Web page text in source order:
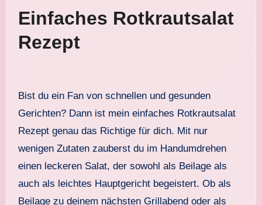
Einfaches Rotkrautsalat
Rezept
Bist du ein Fan von schnellen und gesunden
Gerichten? Dann ist mein einfaches Rotkrautsalat
Rezept genau das Richtige für dich. Mit nur
wenigen Zutaten zauberst du im Handumdrehen
einen leckeren Salat, der sowohl als Beilage als
auch als leichtes Hauptgericht begeistert. Ob als
Beilage zu deinem nächsten Grillabend oder als